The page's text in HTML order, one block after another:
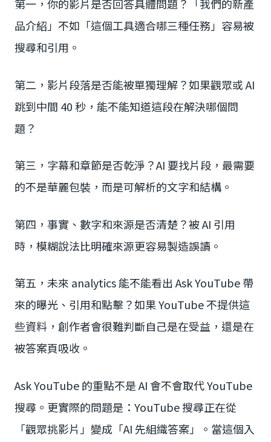
第一，你的影片是否回答具體問題？「我們的新產
品介紹」不如「這個工具適合哪三種任務」容易被
搜尋和引用。
第二，影片段落是否能被單獨理解？如果觀眾或 AI
跳到中間 40 秒，能不能知道這段在解決哪個問
題？
第三，字幕和章節是否乾淨？AI 要找片段，最需要
的不是華麗包裝，而是可解析的文字和結構。
第四，事實、數字和來源是否清楚？被 AI 引用
時，模糊說法比明確來源更容易製造誤讀。
第五，未來 analytics 能不能看出 Ask YouTube 帶
來的曝光、引用和點擊？如果 YouTube 不提供這
些資料，創作者會很難判斷自己是在受益，還是在
被答案頁吸收。
Ask YouTube 的重點不是 AI 會不會取代 YouTube
搜尋。更實際的問題是：YouTube 搜尋正在從
「觀眾挑影片」變成「AI 先組織答案」。當這個入